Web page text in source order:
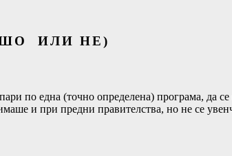
ИЛИ НЕ)
по една (точно определена) програма, да
и при предни правителства, но не се